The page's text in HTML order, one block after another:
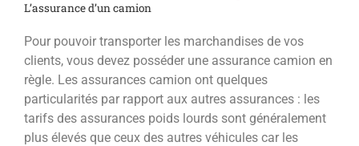
L’assurance d’un camion
Pour pouvoir transporter les marchandises de vos
clients, vous devez posséder une assurance camion en
règle. Les assurances camion ont quelques
particularités par rapport aux autres assurances : les
tarifs des assurances poids lourds sont généralement
plus élevés que ceux des autres véhicules car les